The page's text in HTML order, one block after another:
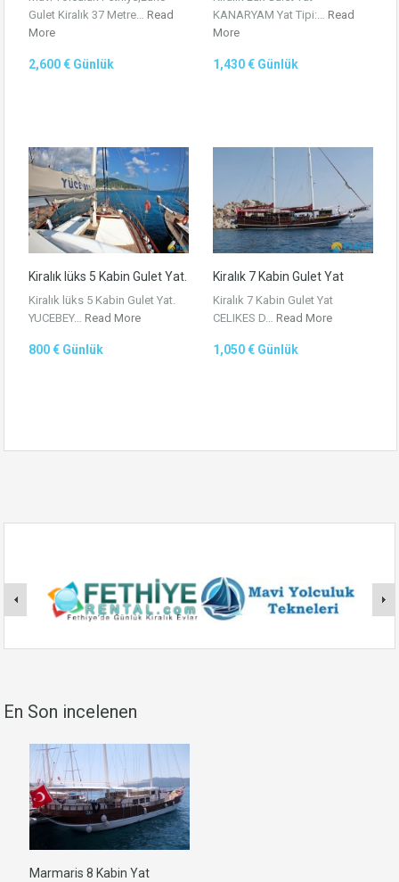
Gulet Kiralık 37 Metre… Read
More
2,600 € Günlük
KANARYAM Yat Tipi:… Read
More
1,430 € Günlük
Kiralık lüks 5 Kabin Gulet Yat.
Kiralık lüks 5 Kabin Gulet Yat.
YUCEBEY… Read More
800 € Günlük
Kiralık 7 Kabin Gulet Yat
Kiralık 7 Kabin Gulet Yat
CELIKES D… Read More
1,050 € Günlük
En Son incelenen
Marmaris 8 Kabin Yat